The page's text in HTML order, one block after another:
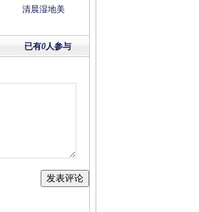
清晨湿地美
已有0人参与